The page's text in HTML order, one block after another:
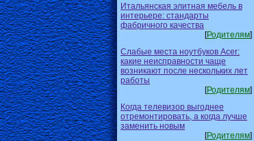
Итальянская элитная мебель в
интерьере: стандарты
фабричного качества
[Родителям]
Слабые места ноутбуков Acer:
какие неисправности чаще
возникают после нескольких лет
работы
[Родителям]
Когда телевизор выгоднее
отремонтировать, а когда лучше
заменить новым
[Родителям]